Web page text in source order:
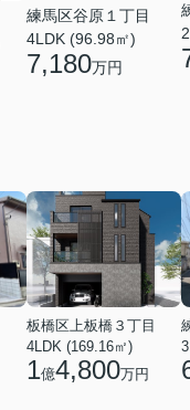
練馬区谷原１丁目
4LDK (96.98㎡)
7,180万円
板橋区上板橋３丁目
4LDK (169.16㎡)
1億4,800万円